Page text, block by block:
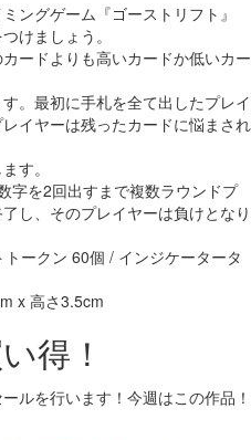
ングゲーム『ゴーストリフト』
けましょう。
ードよりも高いカードか低いカー
。最初に手札を全て出したプレイ
イヤーは残ったカードに悩まされ
す。
字を2回出すまで複数ラウンドプ
し、そのプレイヤーは負けとなり
ークン 60個 / インジケータータ
x 高さ3.5cm
得！
ルを行います！今週はこの作品！